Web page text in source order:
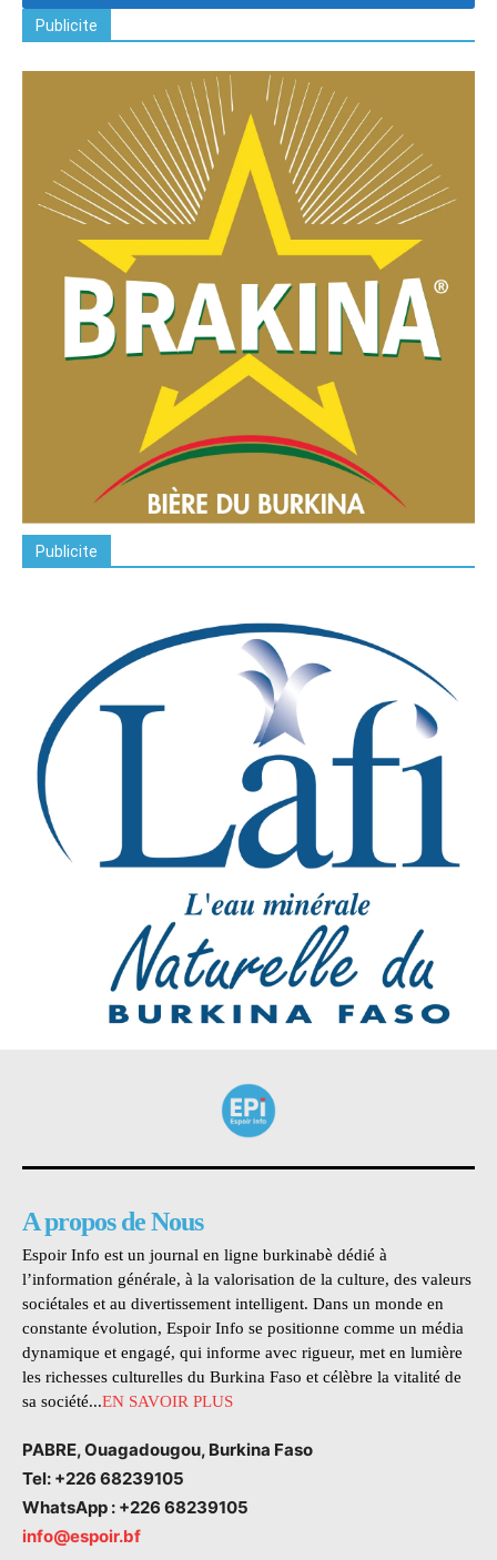
Publicite
Publicite
A propos de Nous
Espoir Info est un journal en ligne burkinabè dédié à
l’information générale, à la valorisation de la culture, des valeurs
sociétales et au divertissement intelligent. Dans un monde en
constante évolution, Espoir Info se positionne comme un média
dynamique et engagé, qui informe avec rigueur, met en lumière
les richesses culturelles du Burkina Faso et célèbre la vitalité de
sa société...EN SAVOIR PLUS
PABRE, Ouagadougou, Burkina Faso
Tel: +226 68239105
WhatsApp : +226 68239105
info@espoir.bf